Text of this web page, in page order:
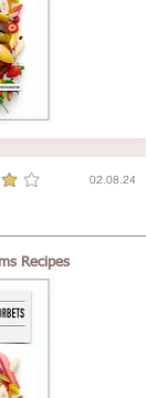
5 02.08.24
Recipes